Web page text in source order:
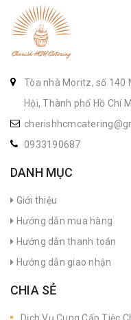
Tòa nhà Moritz, số 140
Hội, Thành phố Hồ Chí
0933190687
DANH MỤC
Giới thiệu
Hướng dẫn mua hàng
Hướng dẫn thanh toán
Hướng dẫn giao nhận
CHIA SẺ